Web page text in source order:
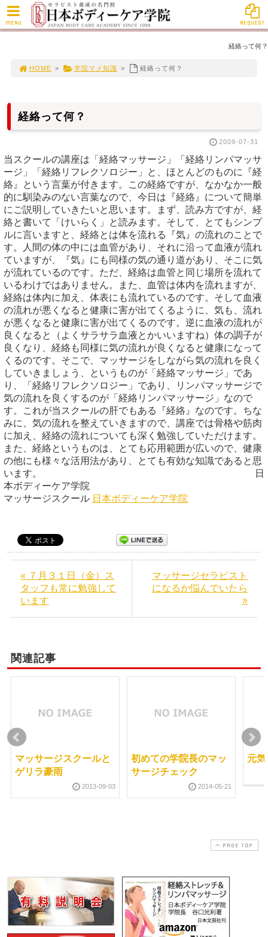
経絡って何？
HOME > 学院マメ知識 > 経絡って何？
経絡って何？
2009-07-31
当スクールの講座は「経絡マッサージ」「経絡リンパマッサ
ージ」「経絡リフレクソロジー」と、ほとんどのものに『経
絡』という言葉が付きます。この経絡ですが、なかなか一般
的に馴染みのない言葉なので、今日は『経絡』について簡単
にご説明していきたいと思います。まず、読み方ですが、経
絡と書いて「けいらく」と読みます。そして、とてもシンプ
ルに言いますと、経絡とは体を流れる『気』の流れのことで
す。人間の体の中には血管があり、それに沿って血液が流れ
ていますが、『気』にも同様の気の通り道があり、そこに気
が流れているのです。ただ、経絡は血管と同じ場所を流れて
いるわけではありません。また、血管は体内を流れますが、
経絡は体内に加え、体表にも流れているのです。そして血液
の流れが悪くなると健康に害が出てくるように、気も、流れ
が悪くなると健康に害が出てくるのです。逆に血液の流れが
良くなると（よくサラサラ血液とかいいますね）体の調子が
良くなり、経絡も同様に気の流れが良くなると健康になって
くるのです。そこで、マッサージをしながら気の流れを良く
していきましょう、というものが「経絡マッサージ」であ
り、「経絡リフレクソロジー」であり、リンパマッサージで
気の流れを良くするのが「経絡リンパマッサージ」なので
す。これが当スクールの肝でもある『経絡』なのです。ちな
みに、気の流れを整えていきますので、講座では骨格や筋肉
に加え、経絡の流れについても深く勉強していただけます。
また、経絡というものは、とても応用範囲が広いので、健康
の他にも様々な活用法があり、とても有効な知識であると思
います。 日
本ボディーケア学院
マッサージスクール 日本ボディーケア学院
« ７月３１日（金）ス
タッフも常に勉強して
います
マッサージセラピスト
になるか悩んでいたら
»
関連記事
マッサージスクールと
ゲリラ豪雨
2013-09-03
初めての学院長のマッ
サージチェック
2014-05-21
元
PAGE TOP
MENU REQUEST